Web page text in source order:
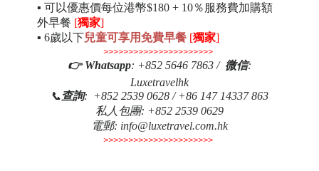
▪ 可以優惠價每位港幣$180 + 10％服務費加購額
外早餐 [獨家]
▪ 6歲以下兒童可享用免費早餐 [獨家]
>>>>>>>>>>>>>>>>>>>>>>
👉Whatsapp: +852 5646 7863 / 微信:
Luxetravelhk
📞查詢: +852 2539 0628 / +86 147 14337 863
私人包團: +852 2539 0629
電郵: info@luxetravel.com.hk
>>>>>>>>>>>>>>>>>>>>>>